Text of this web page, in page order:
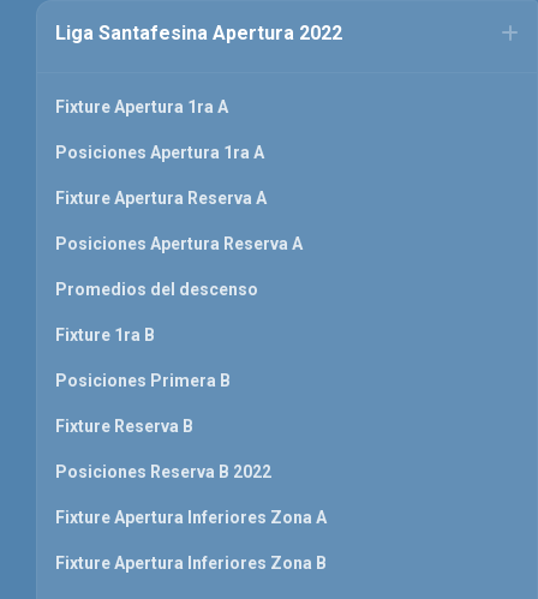
Liga Santafesina Apertura 2022
Fixture Apertura 1ra A
Posiciones Apertura 1ra A
Fixture Apertura Reserva A
Posiciones Apertura Reserva A
Promedios del descenso
Fixture 1ra B
Posiciones Primera B
Fixture Reserva B
Posiciones Reserva B 2022
Fixture Apertura Inferiores Zona A
Fixture Apertura Inferiores Zona B